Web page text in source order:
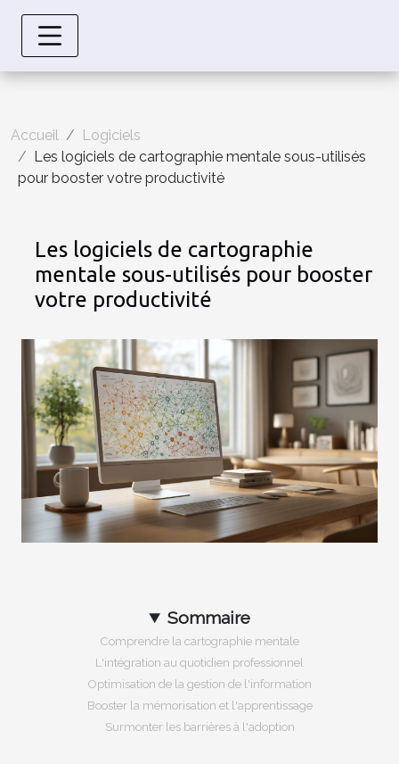
Accueil
Logiciels
Les logiciels de cartographie mentale sous-utilisés
pour booster votre productivité
Les logiciels de cartographie
mentale sous-utilisés pour booster
votre productivité
Sommaire
Comprendre la cartographie mentale
L'intégration au quotidien professionnel
Optimisation de la gestion de l'information
Booster la mémorisation et l'apprentissage
Surmonter les barrières à l'adoption